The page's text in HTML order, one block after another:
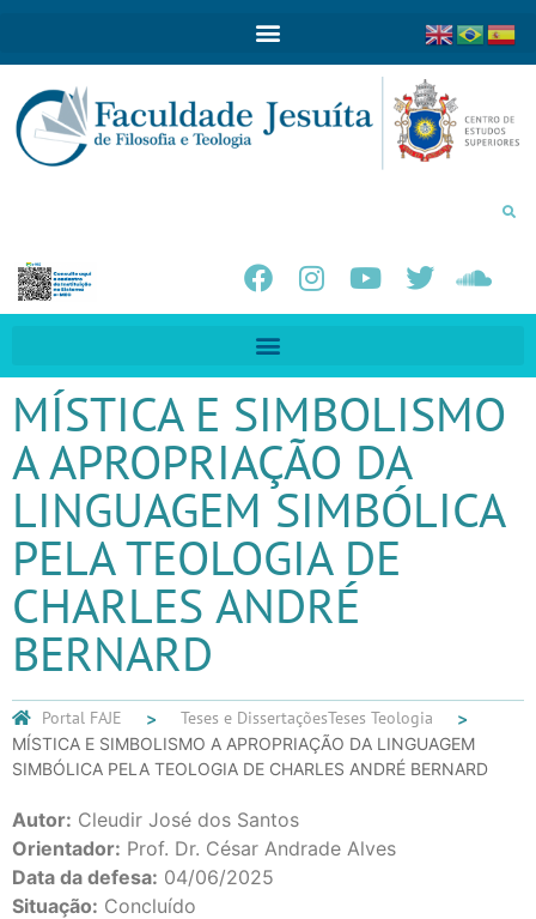
MÍSTICA E SIMBOLISMO
A APROPRIAÇÃO DA
LINGUAGEM SIMBÓLICA
PELA TEOLOGIA DE
CHARLES ANDRÉ
BERNARD
Portal FAJE Teses e DissertaçõesTeses Teologia
MÍSTICA E SIMBOLISMO A APROPRIAÇÃO DA LINGUAGEM
SIMBÓLICA PELA TEOLOGIA DE CHARLES ANDRÉ BERNARD
Autor: Cleudir José dos Santos
Orientador: Prof. Dr. César Andrade Alves
Data da defesa: 04/06/2025
Situação: Concluído